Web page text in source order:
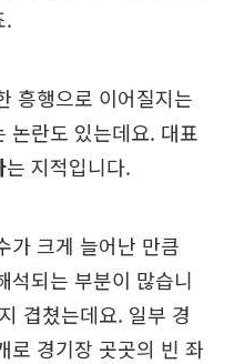
.
흥행으로 이어질지는
논란도 있는데요. 대표
는 지적입니다.
가 크게 늘어난 만큼
석되는 부분이 많습니
겹쳤는데요. 일부 경
로 경기장 곳곳의 빈 좌